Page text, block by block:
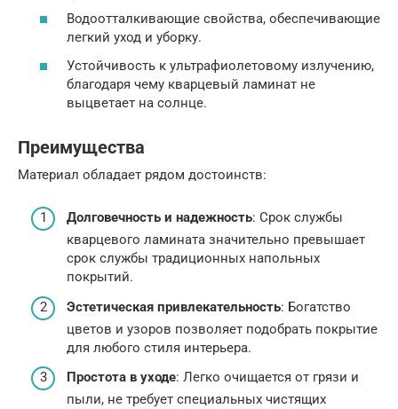
Водоотталкивающие свойства, обеспечивающие
легкий уход и уборку.
Устойчивость к ультрафиолетовому излучению,
благодаря чему кварцевый ламинат не
выцветает на солнце.
Преимущества
Материал обладает рядом достоинств:
Долговечность и надежность: Срок службы
кварцевого ламината значительно превышает
срок службы традиционных напольных
покрытий.
Эстетическая привлекательность: Богатство
цветов и узоров позволяет подобрать покрытие
для любого стиля интерьера.
Простота в уходе: Легко очищается от грязи и
пыли, не требует специальных чистящих